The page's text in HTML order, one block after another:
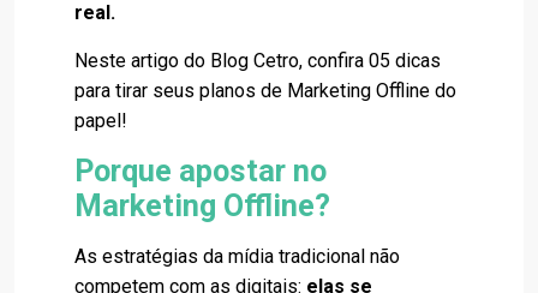
real.
Neste artigo do Blog Cetro, confira 05 dicas
para tirar seus planos de Marketing Offline do
papel!
Porque apostar no
Marketing Offline?
As estratégias da mídia tradicional não
competem com as digitais: elas se